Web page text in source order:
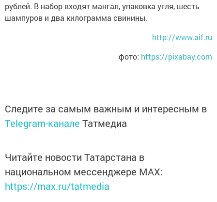
рублей. В набор входят мангал, упаковка угля, шесть
шампуров и два килограмма свинины.
http://www.aif.ru
фото: https://pixabay.com
Следите за самым важным и интересным в
Telegram-канале Татмедиа
Читайте новости Татарстана в
национальном мессенджере MАХ:
https://max.ru/tatmedia